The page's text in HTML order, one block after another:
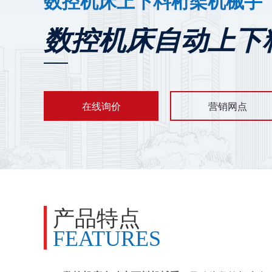
数控机床自动上下
在线询价 营销网点
产品特点
FEATURES